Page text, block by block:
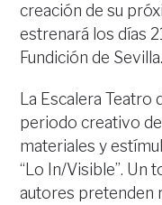
creación de su
estrenará los días
Fundición de
La Escalera Teatro
periodo creativo
materiales y
“Lo In/Visible”. Un
autores pretenden